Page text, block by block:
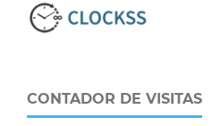
CONTADOR DE VISITAS